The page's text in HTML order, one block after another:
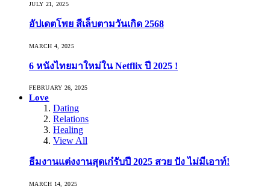
JULY 21, 2025
อัปเดตโพย สีเล็บตามวันเกิด 2568
MARCH 4, 2025
6 หนังไทยมาใหม่ใน Netflix ปี 2025 !
FEBRUARY 26, 2025
Love
Dating
Relations
Healing
View All
ธีมงานแต่งงานสุดเก๋รับปี 2025 สวย ปัง ไม่มีเอาท์!
MARCH 14, 2025